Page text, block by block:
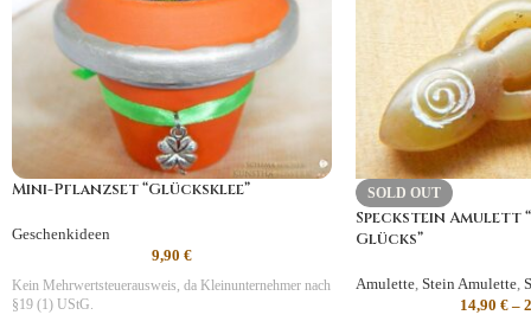
Mini-Pflanzset “Glücksklee”
Geschenkideen
9,90 €
Kein Mehrwertsteuerausweis, da Kleinunternehmer nach
§19 (1) UStG.
SOLD OUT
Speckstein Amulett
Glücks”
Amulette, Stein Amulette,
14,90 €–